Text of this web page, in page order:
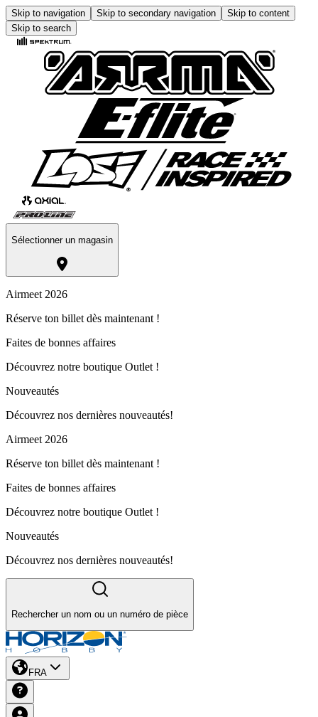
Skip to navigation Skip to secondary navigation
Skip to content
Skip to search
Sélectionner un magasin
Airmeet 2026
Réserve ton billet dès maintenant !
Faites de bonnes affaires
Découvrez notre boutique Outlet !
Nouveautés
Découvrez nos dernières nouveautés!
Airmeet 2026
Réserve ton billet dès maintenant !
Faites de bonnes affaires
Découvrez notre boutique Outlet !
Nouveautés
Découvrez nos dernières nouveautés!
Rechercher un nom ou un numéro de pièce
FRA